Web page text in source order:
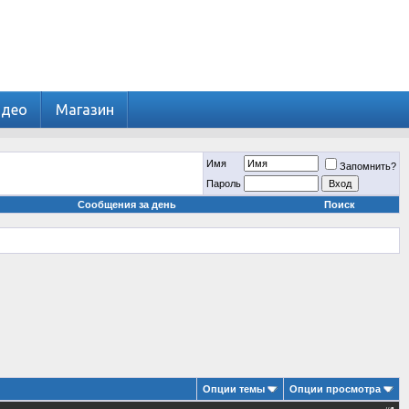
Магазин
Имя
Запомнить?
Пароль
Сообщения за день
Поиск
Опции темы
Опции просмотра